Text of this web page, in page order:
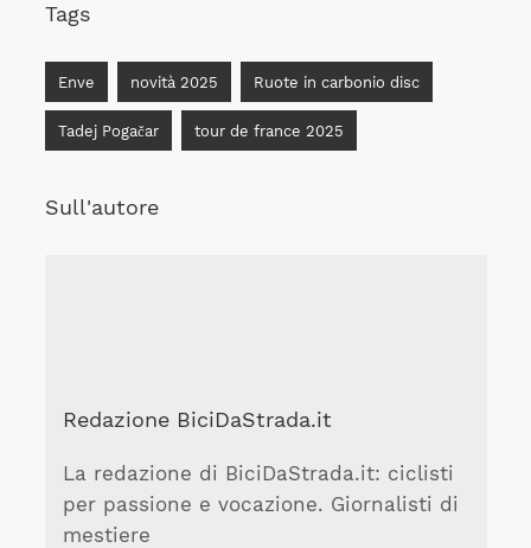
Tags
Enve novità 2025 Ruote in carbonio disc
Tadej Pogačar tour de france 2025
Sull'autore
Redazione BiciDaStrada.it
La redazione di BiciDaStrada.it: ciclisti
per passione e vocazione. Giornalisti di
mestiere